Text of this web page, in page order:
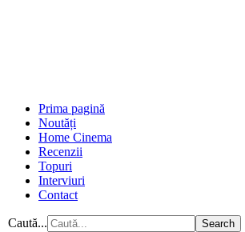
Prima pagină
Noutăți
Home Cinema
Recenzii
Topuri
Interviuri
Contact
Caută...